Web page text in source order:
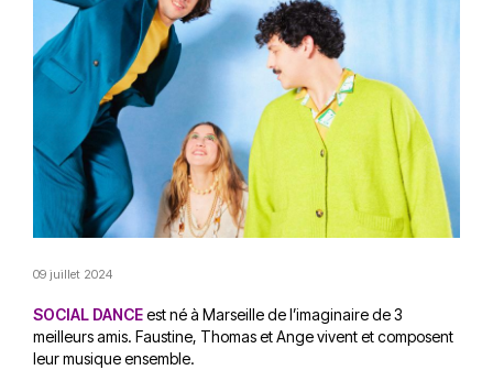
09 juillet 2024
SOCIAL DANCEest né à Marseille de l’imaginaire de 3
meilleurs amis. Faustine, Thomas et Ange vivent et composent
leur musique ensemble.